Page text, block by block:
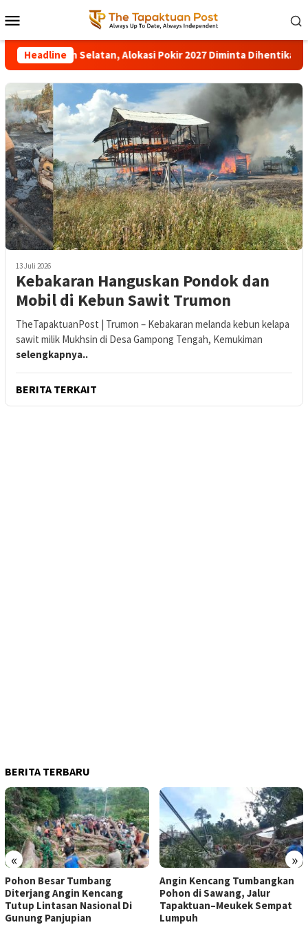
ke
kontenMobile
Headline
Aceh Selatan, Alokasi Pokir 2027 Diminta Dihentikan
13 Juli 2026
Kebakaran Hanguskan Pondok dan
Mobil di Kebun Sawit Trumon
TheTapaktuanPost | Trumon – Kebakaran melanda kebun kelapa
sawit milik Mukhsin di Desa Gampong Tengah, Kemukiman
selengkapnya..
BERITA TERKAIT
BERITA TERBARU
« »
Pohon Besar Tumbang
Diterjang Angin Kencang
Tutup Lintasan Nasional Di
Gunung Panjupian
Angin Kencang Tumbangkan
Pohon di Sawang, Jalur
Tapaktuan–Meukek Sempat
Lumpuh